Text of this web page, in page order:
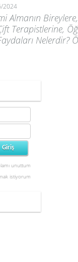
2024
Almanın
Terapistlerine,
Nelerdir?
unuttum
istiyorum